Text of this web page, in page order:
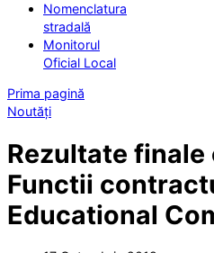
Nomenclatura
stradală
Monitorul
Oficial Local
Prima pagină
Noutăți
Rezultate finale
Functii
Educational